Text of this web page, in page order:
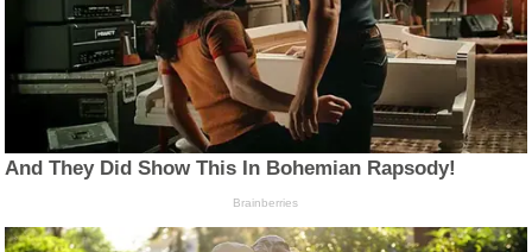
And They Did Show This In Bohemian Rapsody!
Brainberries